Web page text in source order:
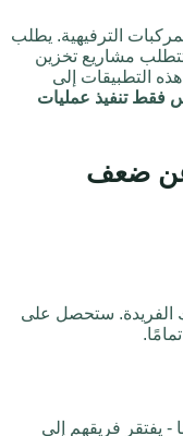
الترفيهية. يطلب
مشاريع تخزين
هذه التطبيقات إلى
فقط تنفيذ عمليات
عن ضعف
الفريدة. ستحصل على
- يفتقر فريقهم إلى